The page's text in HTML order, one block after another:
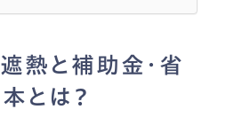
熱と補助金・省
とは？